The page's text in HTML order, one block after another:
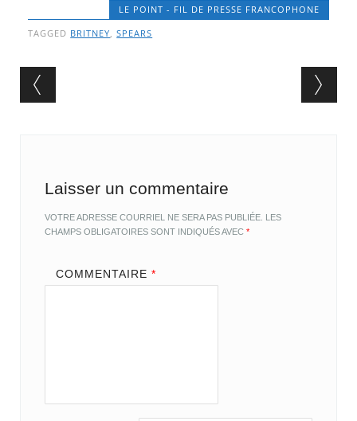
LE POINT - FIL DE PRESSE FRANCOPHONE
TAGGED BRITNEY,SPEARS
Post navigation
Laisser un commentaire
VOTRE ADRESSE COURRIEL NE SERA PAS PUBLIÉE. LES
CHAMPS OBLIGATOIRES SONT INDIQUÉS AVEC*
COMMENTAIRE *